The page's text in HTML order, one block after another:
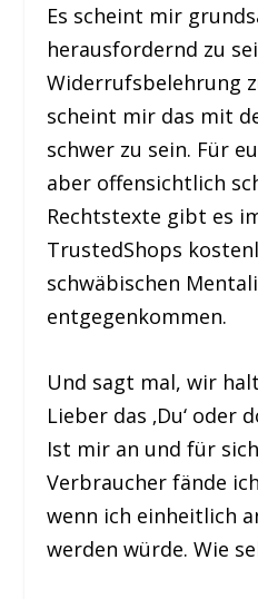
Es scheint mir
herausfordernd zu
Widerrufsbelehrung
scheint mir das mit
schwer zu sein. Für
aber offensichtlich
Rechtstexte gibt es
TrustedShops
schwäbischen
entgegenkommen.
Und sagt mal, wir
Lieber das ‚Du‘ oder
Ist mir an und für
Verbraucher fände
wenn ich einheitlich
werden würde. Wie